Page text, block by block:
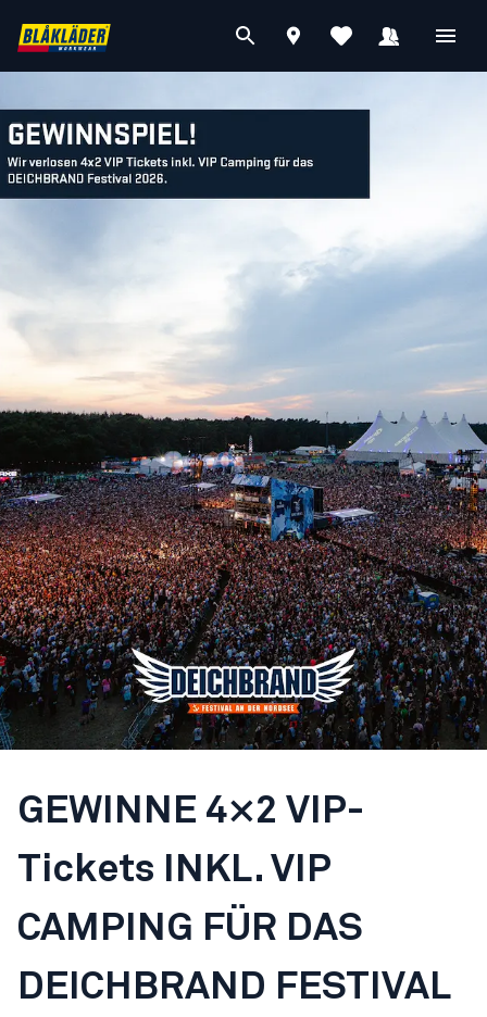
GEWINNE 4×2 VIP-
Tickets INKL. VIP
CAMPING FÜR DAS
DEICHBRAND FESTIVAL